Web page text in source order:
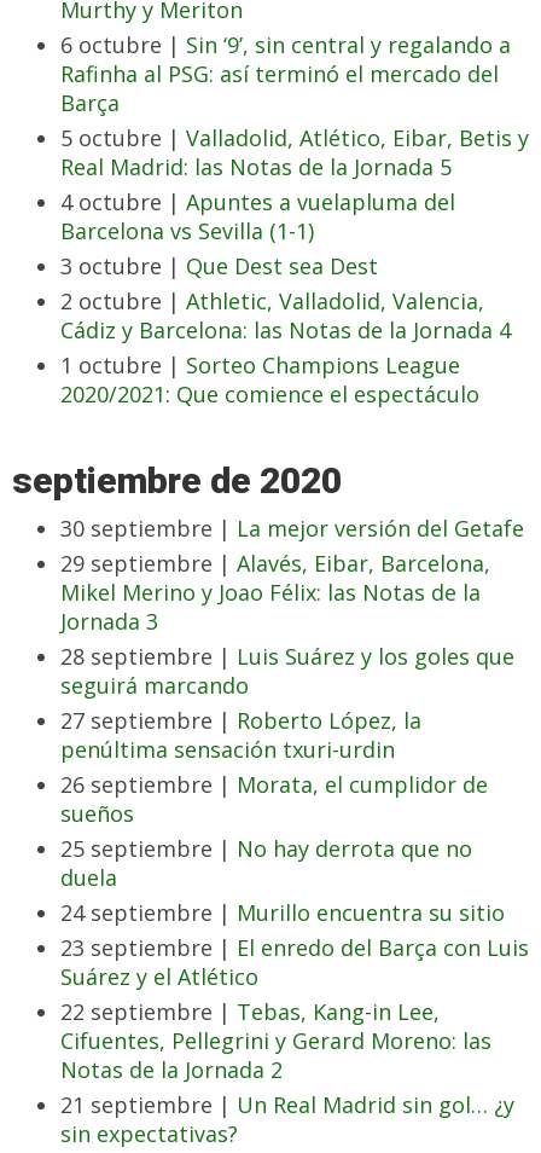
Murthy y Meriton
6 octubre | Sin ‘9’, sin central y regalando a
Rafinha al PSG: así terminó el mercado del
Barça
5 octubre | Valladolid, Atlético, Eibar, Betis y
Real Madrid: las Notas de la Jornada 5
4 octubre | Apuntes a vuelapluma del
Barcelona vs Sevilla (1-1)
3 octubre | Que Dest sea Dest
2 octubre | Athletic, Valladolid, Valencia,
Cádiz y Barcelona: las Notas de la Jornada 4
1 octubre | Sorteo Champions League
2020/2021: Que comience el espectáculo
septiembre de 2020
30 septiembre | La mejor versión del Getafe
29 septiembre | Alavés, Eibar, Barcelona,
Mikel Merino y Joao Félix: las Notas de la
Jornada 3
28 septiembre | Luis Suárez y los goles que
seguirá marcando
27 septiembre | Roberto López, la
penúltima sensación txuri-urdin
26 septiembre | Morata, el cumplidor de
sueños
25 septiembre | No hay derrota que no
duela
24 septiembre | Murillo encuentra su sitio
23 septiembre | El enredo del Barça con Luis
Suárez y el Atlético
22 septiembre | Tebas, Kang-in Lee,
Cifuentes, Pellegrini y Gerard Moreno: las
Notas de la Jornada 2
21 septiembre | Un Real Madrid sin gol… ¿y
sin expectativas?